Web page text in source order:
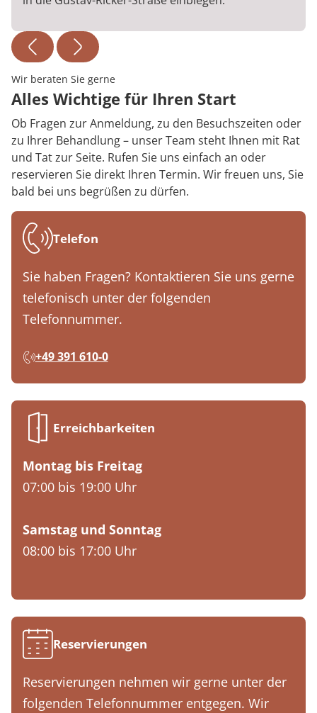
Wir beraten Sie gerne
Alles Wichtige für Ihren Start
Ob Fragen zur Anmeldung, zu den Besuchszeiten oder
zu Ihrer Behandlung – unser Team steht Ihnen mit Rat
und Tat zur Seite. Rufen Sie uns einfach an oder
reservieren Sie direkt Ihren Termin. Wir freuen uns, Sie
bald bei uns begrüßen zu dürfen.
Telefon
Sie haben Fragen? Kontaktieren Sie uns gerne
telefonisch unter der folgenden
Telefonnummer.
+49 391 610-0
Erreichbarkeiten
Montag bis Freitag
07:00 bis 19:00 Uhr
Samstag und Sonntag
08:00 bis 17:00 Uhr
Reservierungen
Reservierungen nehmen wir gerne unter der
folgenden Telefonnummer entgegen. Wir